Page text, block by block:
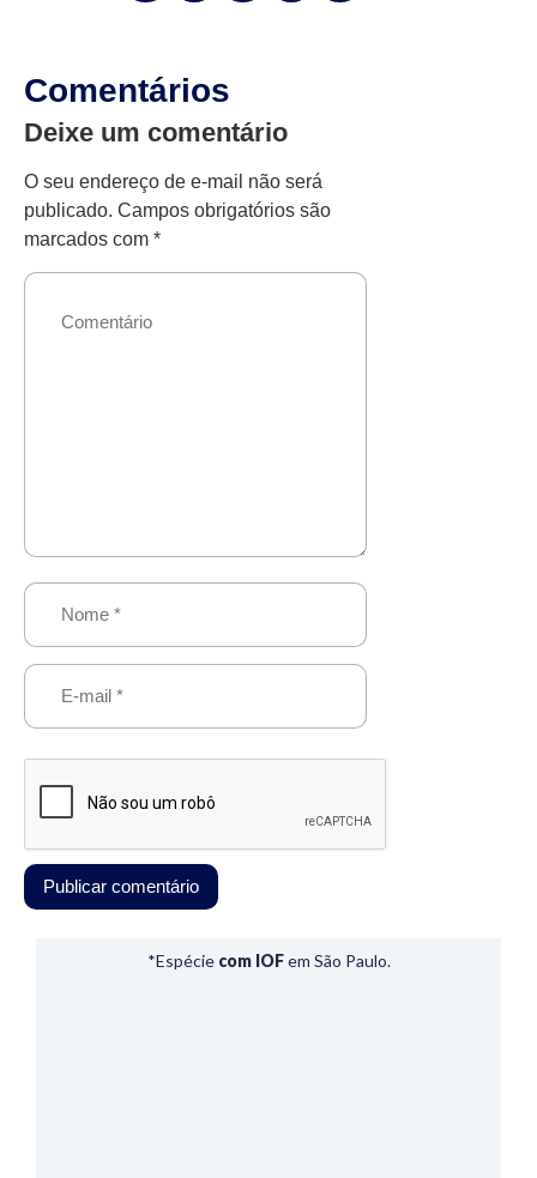
Comentários
Deixe um comentário
O seu endereço de e-mail não será
publicado. Campos obrigatórios são
marcados com *